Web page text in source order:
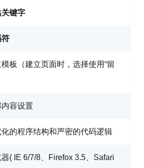
关键字
符
板（建立页面时，选择使用“留
容设置
的程序结构和严密的代码逻辑
( IE 6/7/8、Firefox 3.5、Safari